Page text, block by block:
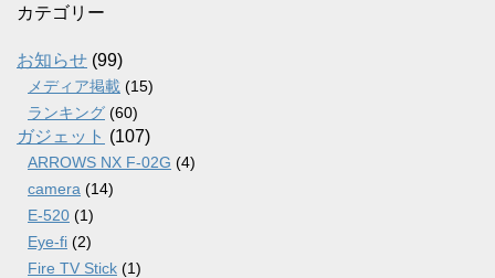
カ
ブ
カテゴリー
お知らせ (99)
メディア掲載 (15)
ランキング (60)
ガジェット (107)
ARROWS NX F-02G (4)
camera (14)
E-520 (1)
Eye-fi (2)
Fire TV Stick (1)